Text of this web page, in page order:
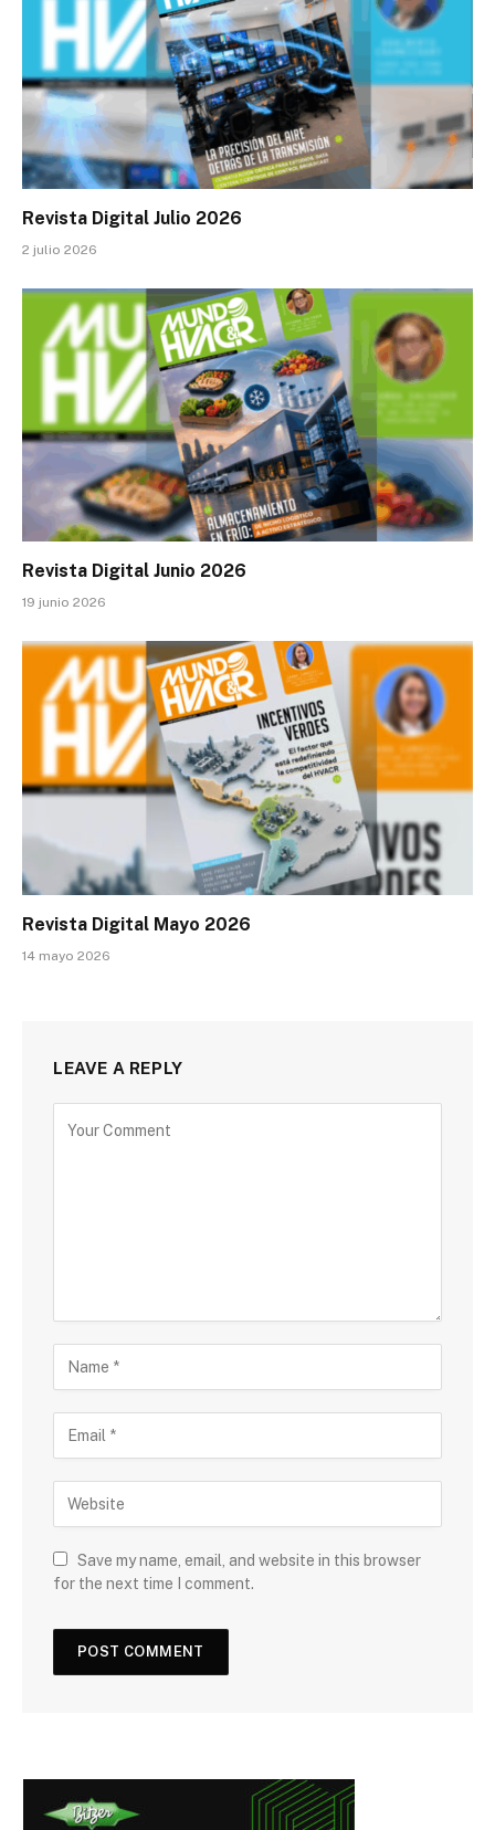
Revista Digital Julio 2026
2 julio 2026
Revista Digital Junio 2026
19 junio 2026
Revista Digital Mayo 2026
14 mayo 2026
LEAVE A REPLY
Save my name, email, and website in this browser
for the next time I comment.